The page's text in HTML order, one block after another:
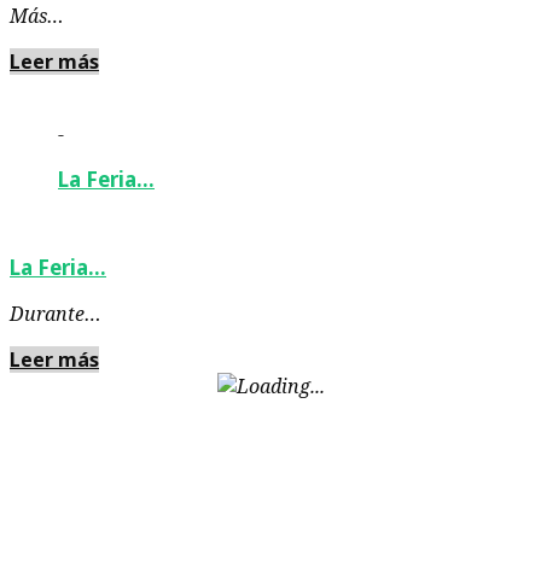
Más…
Leer más
-
La Feria…
La Feria…
Durante…
Leer más